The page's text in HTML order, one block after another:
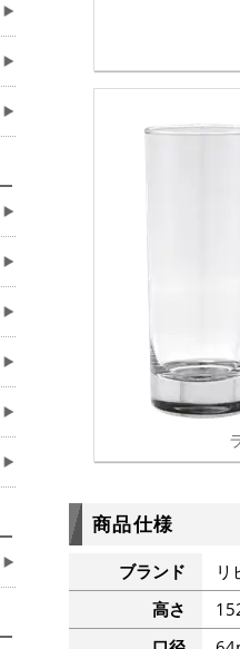
商品仕様
ブランド
リ
高さ